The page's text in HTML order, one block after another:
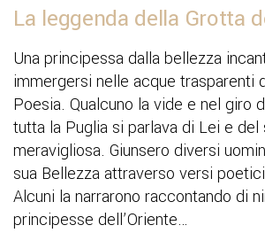
La leggenda della Grotta
Una principessa dalla bellezza
immergersi nelle acque trasparenti
Poesia. Qualcuno la vide e nel giro
tutta la Puglia si parlava di Lei e del
meravigliosa. Giunsero diversi
sua Bellezza attraverso versi
Alcuni la narrarono raccontando di
principesse dell’Oriente…